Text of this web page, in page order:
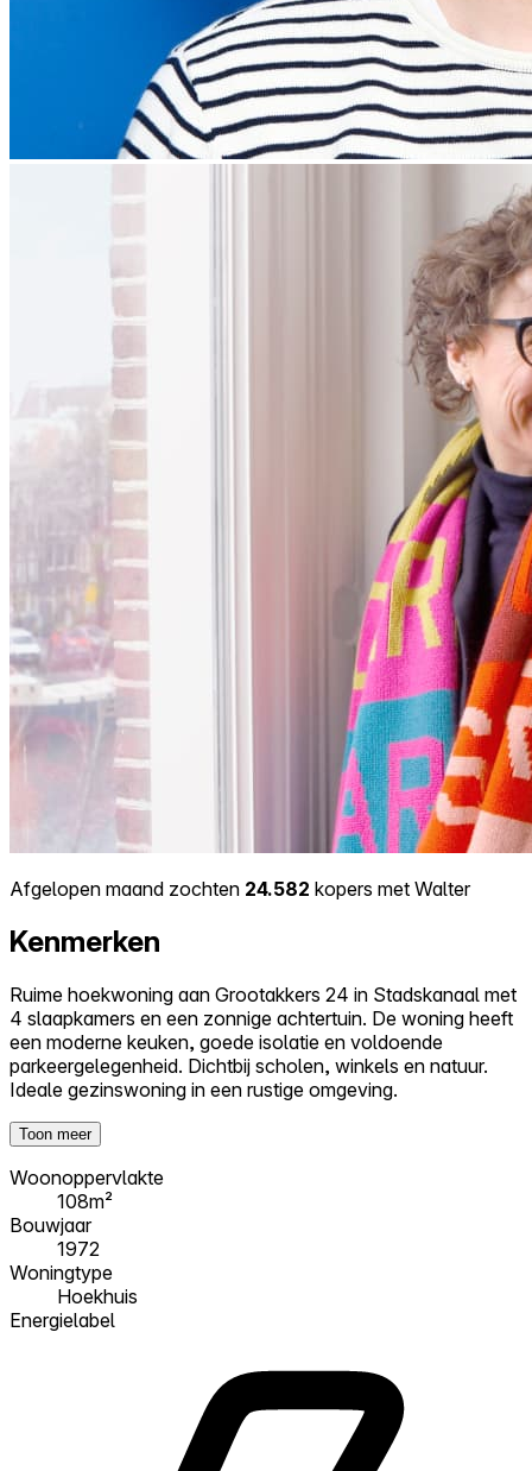
Afgelopen maand zochten 24.582 kopers met Walter
Kenmerken
Ruime hoekwoning aan Grootakkers 24 in Stadskanaal met
4 slaapkamers en een zonnige achtertuin. De woning heeft
een moderne keuken, goede isolatie en voldoende
parkeergelegenheid. Dichtbij scholen, winkels en natuur.
Ideale gezinswoning in een rustige omgeving.
Toon meer
Woonoppervlakte
108m²
Bouwjaar
1972
Woningtype
Hoekhuis
Energielabel